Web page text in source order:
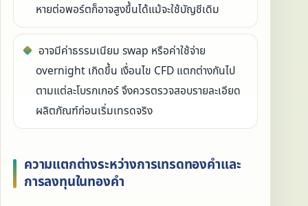
หายต่อพอร์ตก็อาจสูงขึ้นได้แม้จะใช้บัญชีเดิม
อาจมีค่าธรรมเนียม swap หรือค่าใช้จ่าย
overnight เกิดขึ้น เงื่อนไข CFD แตกต่างกันไป
ตามแต่ละโบรกเกอร์ จึงควรตรวจสอบรายละเอียด
ผลิตภัณฑ์ก่อนเริ่มเทรดจริง
ความแตกต่างระหว่างการเทรดทองคำและ
การลงทุนในทองคำ